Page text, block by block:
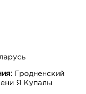
Гродненский
Я.Купалы